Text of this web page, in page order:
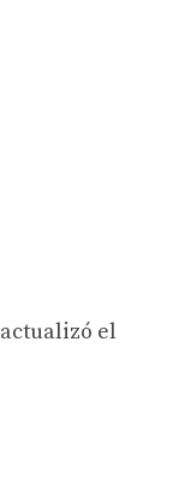
actualizó el